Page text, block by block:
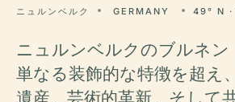
ニュルンベルク GERMANY 49° N ·
ニュルンベルクのブルネン
単なる装飾的な特徴を超え